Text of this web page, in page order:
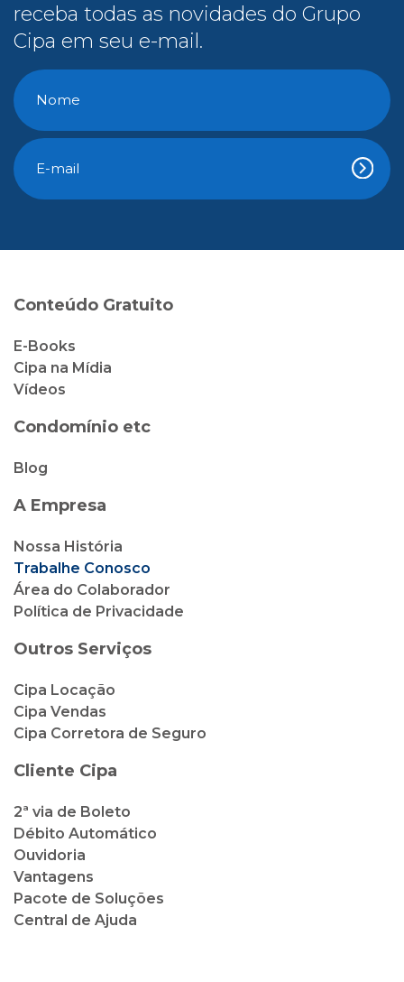
receba todas as novidades do Grupo
Cipa em seu e-mail.
Conteúdo Gratuito
E-Books
Cipa na Mídia
Vídeos
Condomínio etc
Blog
A Empresa
Nossa História
Trabalhe Conosco
Área do Colaborador
Política de Privacidade
Outros Serviços
Cipa Locação
Cipa Vendas
Cipa Corretora de Seguro
Cliente Cipa
2ª via de Boleto
Débito Automático
Ouvidoria
Vantagens
Pacote de Soluções
Central de Ajuda